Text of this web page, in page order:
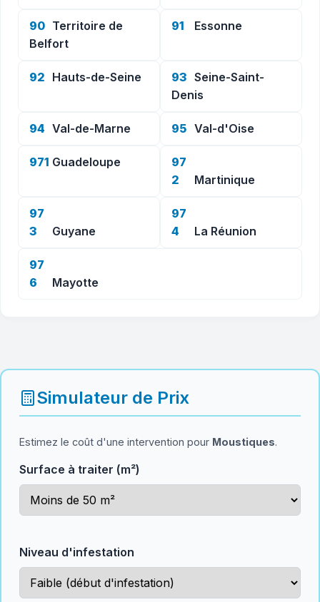
90 Territoire de
Belfort
91 Essonne
92 Hauts-de-Seine 93 Seine-Saint-
Denis
94 Val-de-Marne 95 Val-d'Oise
971 Guadeloupe
97
2
Martinique
97
3
Guyane
97
4
La Réunion
97
6
Mayotte
Simulateur de Prix
Estimez le coût d'une intervention pour Moustiques.
Surface à traiter (m²)
Niveau d'infestation